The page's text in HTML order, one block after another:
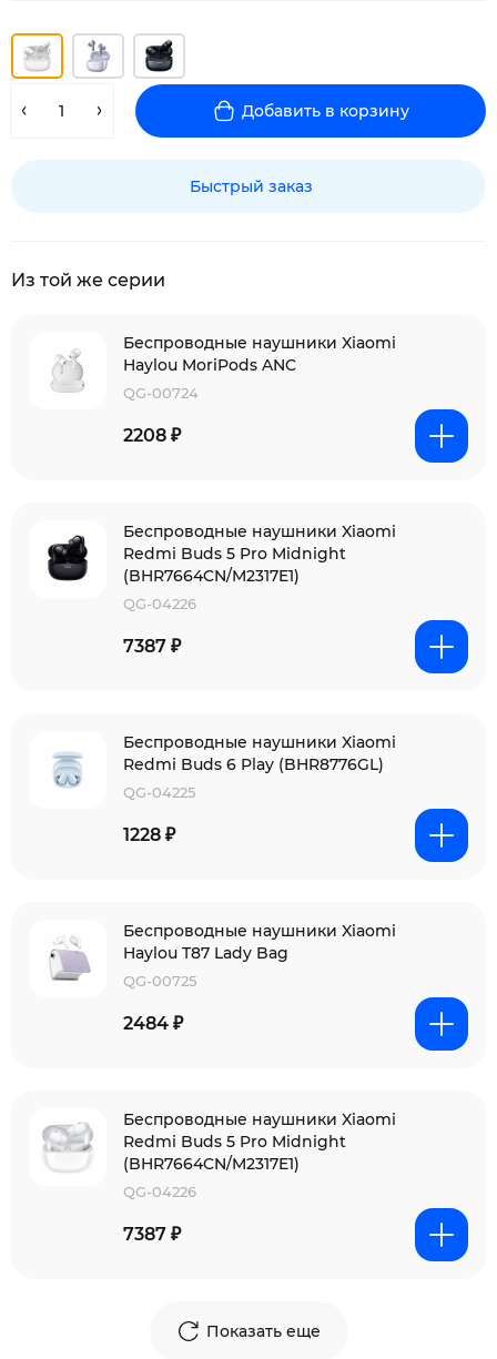
Добавить в корзину
Быстрый заказ
Из той же серии
Беспроводные наушники Xiaomi
Haylou MoriPods ANC
QG-00724
2208 ₽
Беспроводные наушники Xiaomi
Redmi Buds 5 Pro Midnight
(BHR7664CN/M2317E1)
QG-04226
7387 ₽
Беспроводные наушники Xiaomi
Redmi Buds 6 Play (BHR8776GL)
QG-04225
1228 ₽
Беспроводные наушники Xiaomi
Haylou T87 Lady Bag
QG-00725
2484 ₽
Беспроводные наушники Xiaomi
Redmi Buds 5 Pro Midnight
(BHR7664CN/M2317E1)
QG-04226
7387 ₽
Показать еще